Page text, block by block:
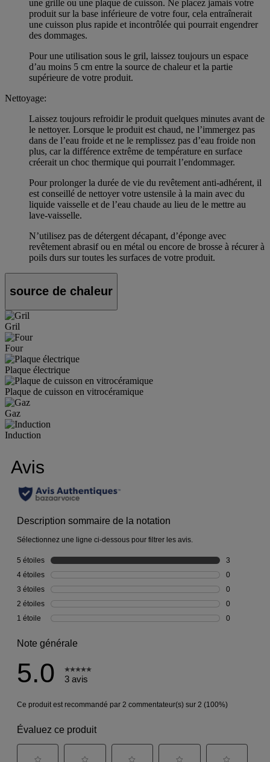
une grille ou une plaque de cuisson. Ne placez jamais votre
produit sur la base inférieure de votre four, cela entraînerait
une cuisson plus rapide et incontrôlée qui pourrait engendrer
des dommages.
Pour une utilisation sous le gril, laissez toujours un espace
d’au moins 5 cm entre la source de chaleur et la partie
supérieure de votre produit.
Nettoyage:
Laissez toujours refroidir le produit quelques minutes avant de
le nettoyer. Lorsque le produit est chaud, ne l’immergez pas
dans de l’eau froide et ne le remplissez pas d’eau froide non
plus, car la différence extrême de température en surface
créerait un choc thermique qui pourrait l’endommager.
Pour prolonger la durée de vie du revêtement anti-adhérent, il
est conseillé de nettoyer votre ustensile à la main avec du
liquide vaisselle et de l’eau chaude au lieu de le mettre au
lave-vaisselle.
N’utilisez pas de détergent décapant, d’éponge avec
revêtement abrasif ou en métal ou encore de brosse à récurer à
poils durs sur toutes les surfaces de votre produit.
source de chaleur
Gril
Four
Plaque électrique
Plaque de cuisson en vitrocéramique
Gaz
Induction